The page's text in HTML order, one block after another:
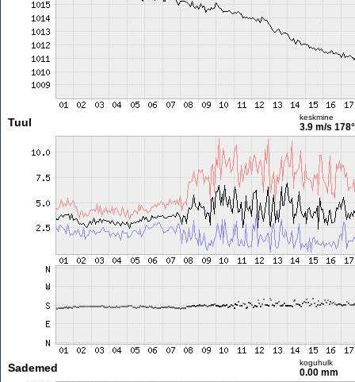
Tuul keskmine
3.9 m/s 178°
Sademed koguhulk
0.00 mm